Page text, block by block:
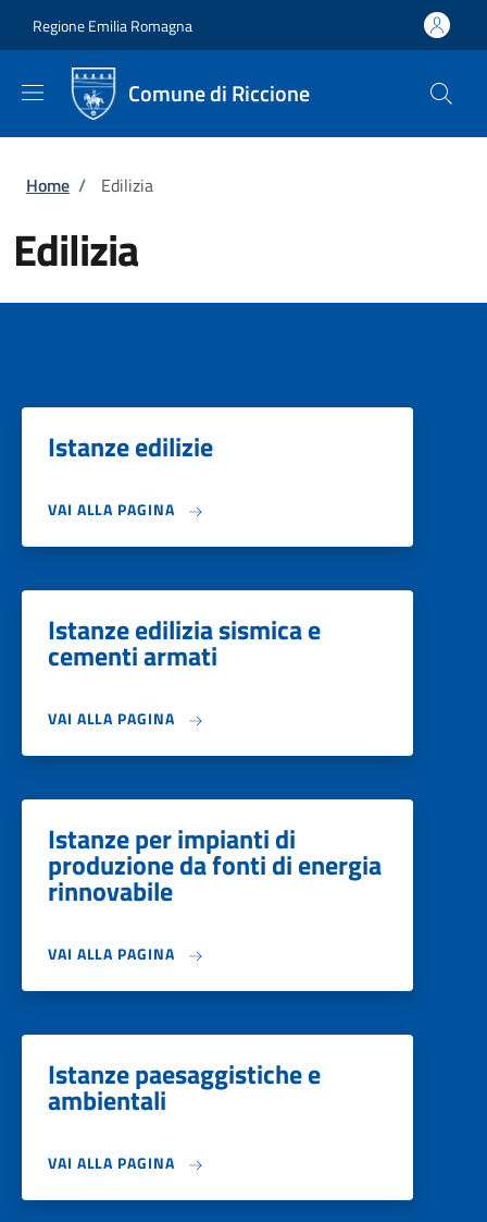
Regione Emilia Romagna
Comune di Riccione
Briciole di pane
Home / Edilizia
Edilizia
Istanze edilizie
VAI ALLA PAGINA
Istanze edilizia sismica e
cementi armati
VAI ALLA PAGINA
Istanze per impianti di
produzione da fonti di energia
rinnovabile
VAI ALLA PAGINA
Istanze paesaggistiche e
ambientali
VAI ALLA PAGINA